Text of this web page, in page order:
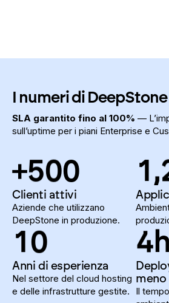
I numeri di DeepStone
SLA garantito fino al 100% —
sull’uptime per i piani Enterprise e
+500
Clienti attivi
Aziende che utilizzano
DeepStone in produzione.
1,
10
Anni di esperienza
Nel settore del cloud hosting
e delle infrastrutture gestite.
4h
meno
Il